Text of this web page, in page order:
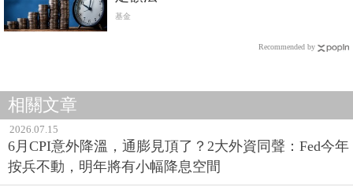
基金
Recommended by
相關文章
2026.07.15
6月CPI意外降溫，通膨見頂了？2大外資同聲：Fed今年
按兵不動，明年將有小幅降息空間